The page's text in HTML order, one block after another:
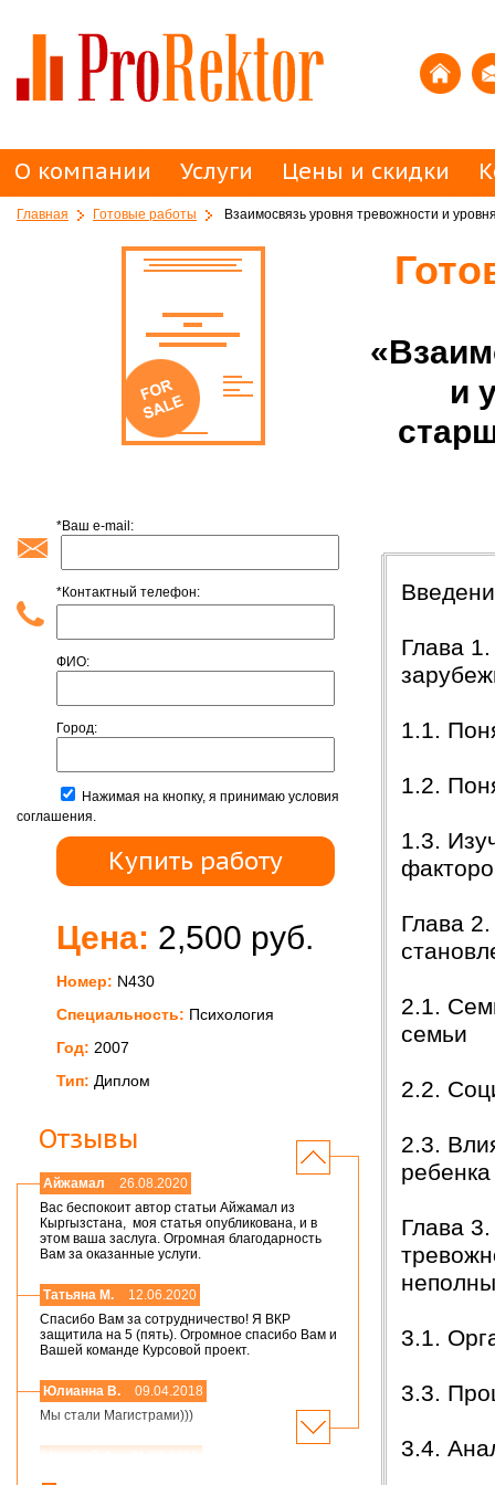
О компании Услуги Цены и скидки
Главная Готовые работы Взаимосвязь уровня тревожности и
и
*Ваш e-mail:
*Контактный телефон:
ФИО:
Город:
Нажимая на кнопку, я принимаю условия
соглашения.
Цена: 2,500 руб.
Номер: N430
Специальность: Психология
Год: 2007
Тип: Диплом
Отзывы
Айжамал
26.08.2020
Вас беспокоит автор статьи Айжамал из
Кыргызстана, моя статья опубликована, и в
этом ваша заслуга. Огромная благодарность
Вам за оказанные услуги.
Татьяна М.
12.06.2020
Спасибо Вам за сотрудничество! Я ВКР
защитила на 5 (пять). Огромное спасибо Вам и
Вашей команде Курсовой проект.
Юлианна В.
09.04.2018
Мы стали Магистрами)))
Мария,добрый день! Спасибо большое.
Глава
1.1.
1.2.
1.3.
Глава
2.1.
семьи
2.2.
2.3.
Глава
3.1.
3.3.
3.4.